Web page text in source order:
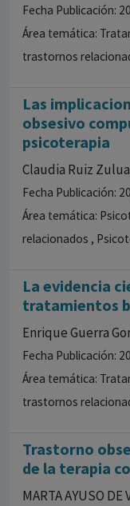
Fecha Publicación:
Área temática:
trastornos
Las
obsesivo
psicoterapia
Claudia Ruiz
Fecha Publicación:
Área temática:
relacionados ,
La evidencia
tratamientos
Enrique Guerra
Fecha Publicación:
Área temática:
trastornos
Trastorno
de la terapia
MARTA AYUSO DE